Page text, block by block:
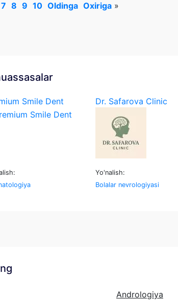
7 8 9 10 Oldinga Oxiriga »
Smile Dent Dr. Safarova Clinic
Yo'nalish:
Bolalar nevrologiyasi
Andrologiya